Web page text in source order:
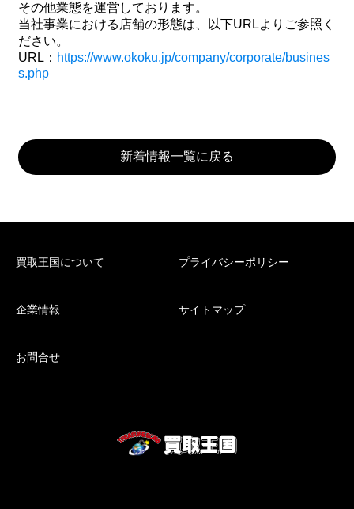
その他業態を運営しております。
当社事業における店舗の形態は、以下URLよりご参照く
ださい。
URL： https://www.okoku.jp/company/corporate/busines
s.php
新着情報一覧に戻る
買取王国について プライバシーポリシー
企業情報 サイトマップ
お問合せ